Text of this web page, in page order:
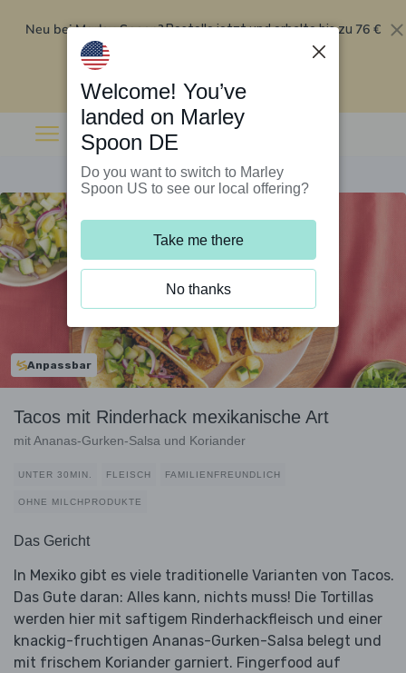
Neu bei Marley Spoon?Bestelle jetzt und erhalte bis zu 76 €
Rabatt auf deine ersten fünf Boxen
Anpassbar
Tacos mit Rinderhack mexikanische Art
mit Ananas-Gurken-Salsa und Koriander
UNTER 30MIN. FLEISCH FAMILIENFREUNDLICH
OHNE MILCHPRODUKTE
Das Gericht
In Mexiko gibt es viele traditionelle Varianten von Tacos.
Das Gute daran: Alles kann, nichts muss! Die Tortillas
werden hier mit saftigem Rinderhackfleisch und einer
knackig-fruchtigen Ananas-Gurken-Salsa belegt und
mit frischem Koriander garniert. Fingerfood auf
Welcome! You’ve
landed on Marley
Spoon DE
Do you want to switch to Marley
Spoon US to see our local offering?
Take me there
No thanks